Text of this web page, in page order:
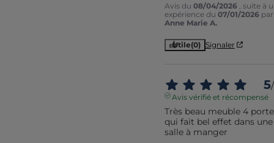
Avis du 08/04/2026
, suite à
expérience du 07/01/2026 par
Anne Marie A.
Utile(0) Signaler
5/
Avis vérifié et récompensé
Très beau meuble 4
qui fait bel effet dans une
salle à manger